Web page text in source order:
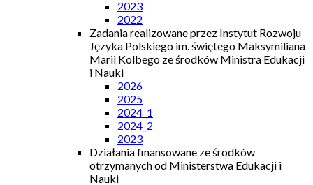
2023
2022
Zadania realizowane przez Instytut Rozwoju
Języka Polskiego im. świętego Maksymiliana
Marii Kolbego ze środków Ministra Edukacji
i Nauki
2026
2025
2024_1
2024_2
2023
Działania finansowane ze środków
otrzymanych od Ministerstwa Edukacji i
Nauki